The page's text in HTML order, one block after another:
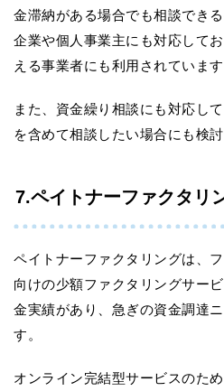
金滞納がある場合でも相談でき
企業や個人事業主にも対応して
える事業者にも利用されています
また、資金繰り相談にも対応し
を含めて相談したい場合にも検
7.ペイトナーファクタリ
ペイトナーファクタリングは、
向けの少額ファクタリングサー
金実績があり、急ぎの資金調達
す。
オンライン完結型サービスのた